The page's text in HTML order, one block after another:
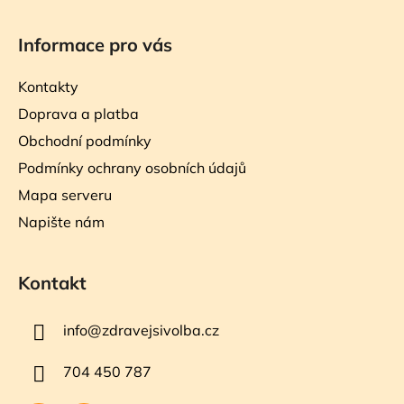
Informace pro vás
Kontakty
Doprava a platba
Obchodní podmínky
Podmínky ochrany osobních údajů
Mapa serveru
Napište nám
Kontakt
info@zdravejsivolba.cz
704 450 787